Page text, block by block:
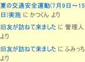
夏の交通安全運動(7月9日～15
日)実施 にかつくん より
旧友が訪ねて来ました に 管理人
より
旧友が訪ねて来ました に ふみっち
より